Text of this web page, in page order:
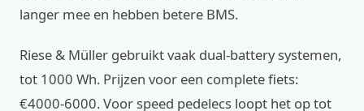
langer mee en hebben betere BMS.
Riese & Müller gebruikt vaak dual-battery systemen,
tot 1000 Wh. Prijzen voor een complete fiets:
€4000-6000. Voor speed pedelecs loopt het op tot